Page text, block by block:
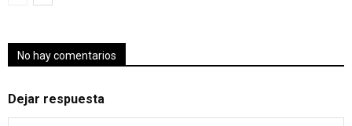
No hay comentarios
Dejar respuesta